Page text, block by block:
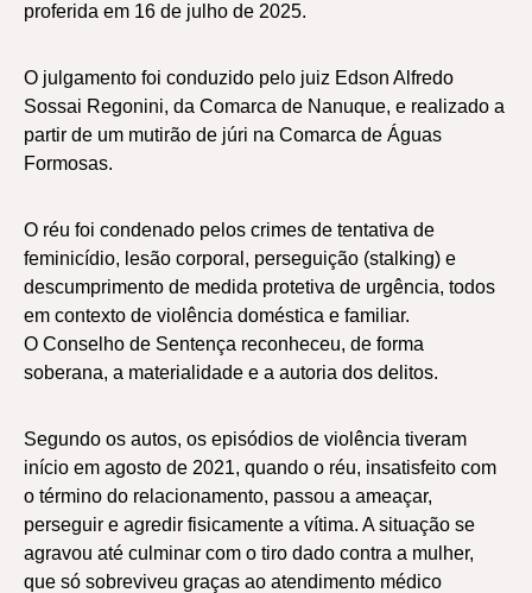
proferida em 16 de julho de 2025.
O julgamento foi conduzido pelo juiz Edson Alfredo
Sossai Regonini, da Comarca de Nanuque, e realizado a
partir de um mutirão de júri na Comarca de Águas
Formosas.
O réu foi condenado pelos crimes de tentativa de
feminicídio, lesão corporal, perseguição (stalking) e
descumprimento de medida protetiva de urgência, todos
em contexto de violência doméstica e familiar.
O Conselho de Sentença reconheceu, de forma
soberana, a materialidade e a autoria dos delitos.
Segundo os autos, os episódios de violência tiveram
início em agosto de 2021, quando o réu, insatisfeito com
o término do relacionamento, passou a ameaçar,
perseguir e agredir fisicamente a vítima. A situação se
agravou até culminar com o tiro dado contra a mulher,
que só sobreviveu graças ao atendimento médico